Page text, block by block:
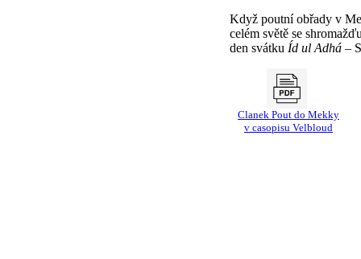
Když poutní obřady v
celém světě se
den svátku Íd ul Adhá–
Clanek Pout do Mekky
v casopisu Velbloud